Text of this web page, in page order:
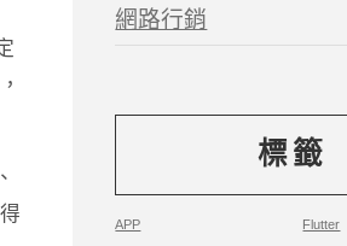
網路行銷
標籤
APP Flutter